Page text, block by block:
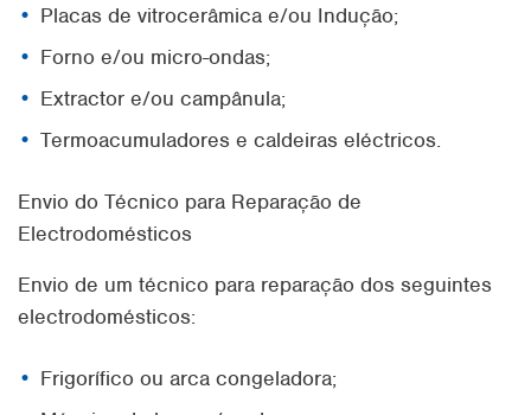
Placas de vitrocerâmica e/ou Indução;
Forno e/ou micro-ondas;
Extractor e/ou campânula;
Termoacumuladores e caldeiras eléctricos.
Envio do Técnico para Reparação de
Electrodomésticos
Envio de um técnico para reparação dos seguintes
electrodomésticos:
Frigorífico ou arca congeladora;